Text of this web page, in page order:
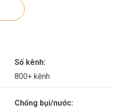
Số kênh:
800+ kênh
Chống bụi/nước: